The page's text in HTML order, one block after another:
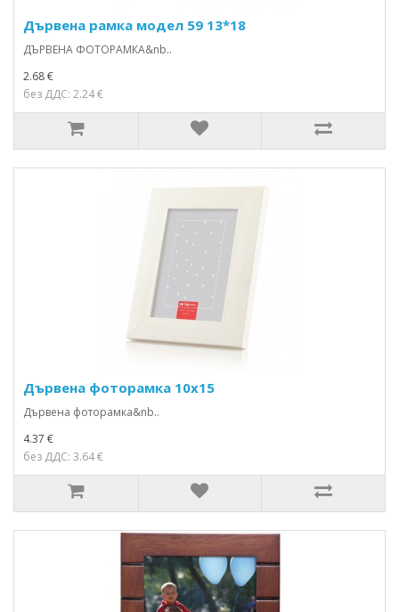
Дървена рамка модел 59 13*18
ДЪРВЕНА ФОТОРАМКА&nb..
2.68 €
без ДДС: 2.24 €
Дървена фоторамка 10х15
Дървена фоторамка&nb..
4.37 €
без ДДС: 3.64 €